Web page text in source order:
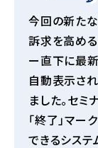
今回の新た
訴求を高め
ー直下に最
自動表示され
ました。セ
「終了」マ
できるシステ